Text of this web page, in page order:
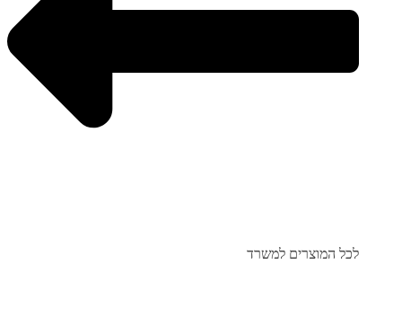
לכל המוצרים למשרד